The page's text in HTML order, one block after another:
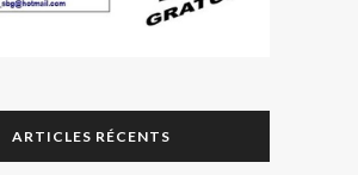
ARTICLES RÉCENTS